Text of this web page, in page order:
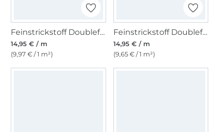
Feinstrickstoff Doubleface Lia Melange, hellgrau
14,95 € / m
(9,97 € / 1 m²)
Feinstrickstoff Doubleface Melange, dunkelblau
14,95 € / m
(9,65 € / 1 m²)